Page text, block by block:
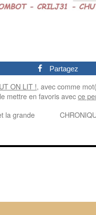
Partagez
ON LIT !, avec comme
mettre en favoris avecce
la grande